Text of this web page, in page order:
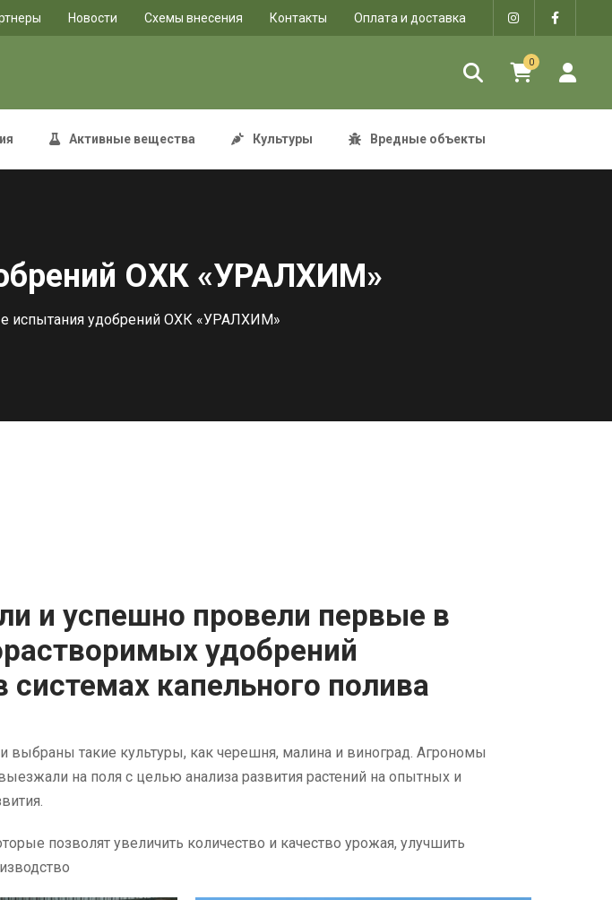
Новости Схемы внесения Контакты Оплата и доставка
0
Активные вещества Культуры Вредные объекты
ОХК «УРАЛХИМ»
испытания удобрений ОХК «УРАЛХИМ»
и успешно провели первые в
удобрений
капельного полива
такие культуры, как черешня, малина и виноград. Агрономы
на поля с целью анализа развития растений на опытных и
позволят увеличить количество и качество урожая, улучшить